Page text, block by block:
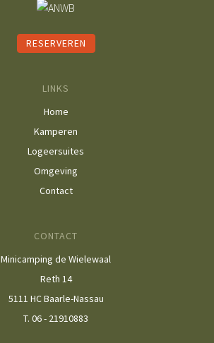
RESERVEREN
LINKS
Home
Kamperen
Logeersuites
Omgeving
Contact
CONTACT
Minicamping de Wielewaal
Reth 14
5111 HC Baarle-Nassau
T. 06 - 21910883